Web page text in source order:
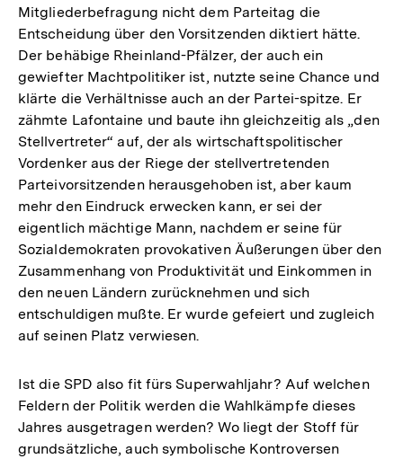
Mitgliederbefragung nicht dem Parteitag die
Entscheidung über den Vorsitzenden diktiert hätte.
Der behäbige Rheinland-Pfälzer, der auch ein
gewiefter Machtpolitiker ist, nutzte seine Chance und
klärte die Verhältnisse auch an der Partei-spitze. Er
zähmte Lafontaine und baute ihn gleichzeitig als „den
Stellvertreter“ auf, der als wirtschaftspolitischer
Vordenker aus der Riege der stellvertretenden
Parteivorsitzenden herausgehoben ist, aber kaum
mehr den Eindruck erwecken kann, er sei der
eigentlich mächtige Mann, nachdem er seine für
Sozialdemokraten provokativen Äußerungen über den
Zusammenhang von Produktivität und Einkommen in
den neuen Ländern zurücknehmen und sich
entschuldigen mußte. Er wurde gefeiert und zugleich
auf seinen Platz verwiesen.
Ist die SPD also fit fürs Superwahljahr? Auf welchen
Feldern der Politik werden die Wahlkämpfe dieses
Jahres ausgetragen werden? Wo liegt der Stoff für
grundsätzliche, auch symbolische Kontroversen